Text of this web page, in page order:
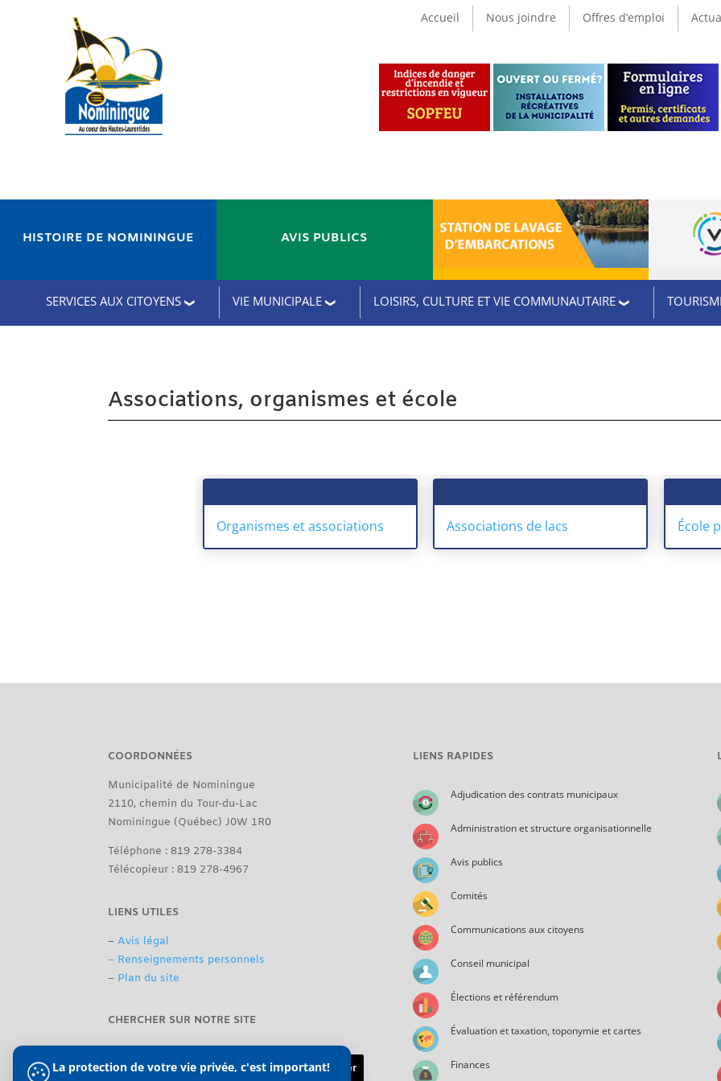
Accueil Nous joindre Offres d’emploi
HISTOIRE DE NOMININGUE AVIS PUBLICS
SERVICES AUX CITOYENS
VIE MUNICIPALE LOISIRS, CULTURE ET VIE COMMUNAUTAIRE
Associations, organismes et école
Organismes et associations Associations de lacs École
COORDONNÉES
Municipalité de Nominingue
2110, chemin du Tour-du-Lac
Nominingue (Québec) J0W 1R0
Téléphone : 819 278-3384
Télécopieur : 819 278-4967
LIENS UTILES
–Avis légal
– Renseignements personnels
– Plan du site
CHERCHER SUR NOTRE SITE
LIENS RAPIDES
Adjudication des contrats municipaux
Administration et structure organisationnelle
Avis publics
Comités
Communications aux citoyens
Conseil municipal
Élections et référendum
Évaluation et taxation, toponymie et cartes
Finances
La protection de votre vie privée, c'est important!